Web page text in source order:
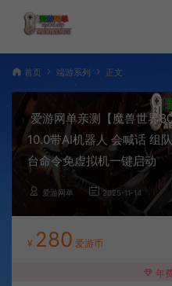
首页 端游系列 正文
爱游网单亲测【魔兽世界
10.0带AI机器人 会喊话 组
台命令免虚拟机一键启动
爱游网单 2025-11-14
¥ 280 爱游币
年